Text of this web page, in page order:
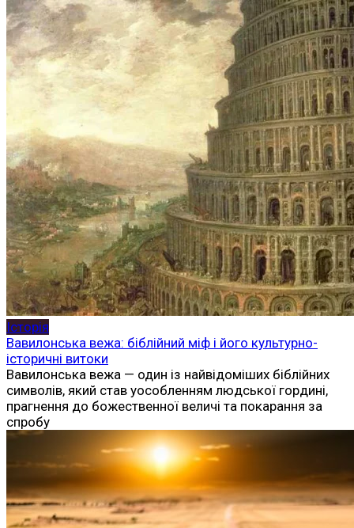
Історія
Вавилонська вежа: біблійний міф і його культурно-
історичні витоки
Вавилонська вежа — один із найвідоміших біблійних
символів, який став уособленням людської гордині,
прагнення до божественної величі та покарання за
спробу